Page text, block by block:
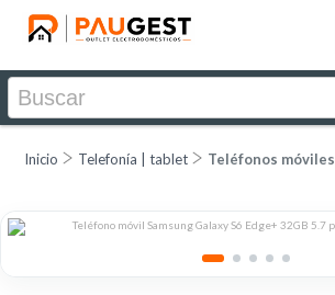
Inicio Telefonía | tablet Teléfonos móviles